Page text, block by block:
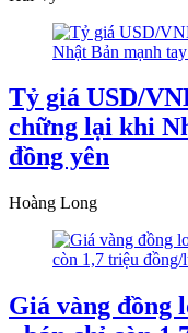
Tỷ giá USD/
chững lại khi
đồng yên
Hoàng Long
Giá vàng đồng